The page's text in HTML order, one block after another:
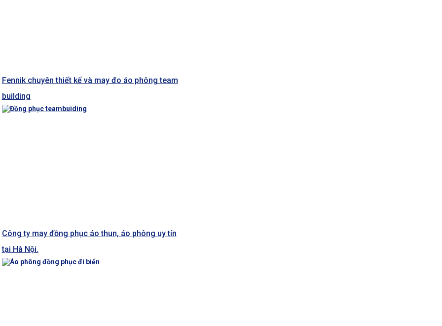
Fennik chuyên thiết kế và may đo áo phông team
building
Công ty may đồng phục áo thun, áo phông uy tín
tại Hà Nội.